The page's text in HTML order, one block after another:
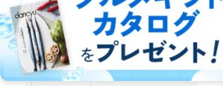
ア）
メディカ出版
無料